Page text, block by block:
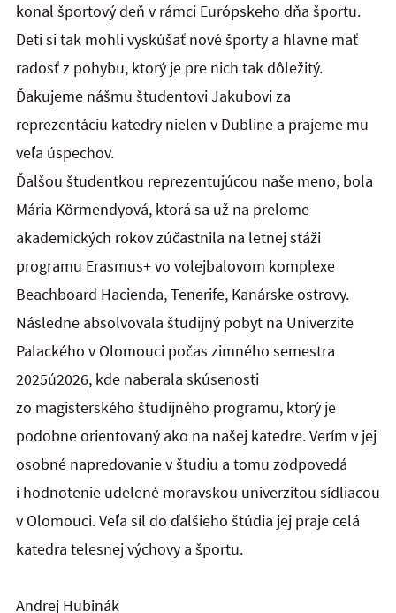
konal športový deň v rámci Európskeho dňa športu.
Deti si tak mohli vyskúšať nové športy a hlavne mať
radosť z pohybu, ktorý je pre nich tak dôležitý.
Ďakujeme nášmu študentovi Jakubovi za
reprezentáciu katedry nielen v Dubline a prajeme mu
veľa úspechov.
Ďalšou študentkou reprezentujúcou naše meno, bola
Mária Körmendyová, ktorá sa už na prelome
akademických rokov zúčastnila na letnej stáži
programu Erasmus+ vo volejbalovom komplexe
Beachboard Hacienda, Tenerife, Kanárske ostrovy.
Následne absolvovala študijný pobyt na Univerzite
Palackého v Olomouci počas zimného semestra
2025ú2026, kde naberala skúsenosti
zo magisterského študijného programu, ktorý je
podobne orientovaný ako na našej katedre. Verím v jej
osobné napredovanie v študiu a tomu zodpovedá
i hodnotenie udelené moravskou univerzitou sídliacou
v Olomouci. Veľa síl do ďalšieho štúdia jej praje celá
katedra telesnej výchovy a športu.
Andrej Hubinák